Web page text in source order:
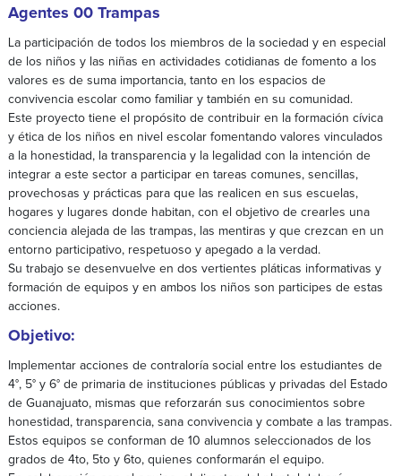
Agentes 00 Trampas
La participación de todos los miembros de la sociedad y en especial
de los niños y las niñas en actividades cotidianas de fomento a los
valores es de suma importancia, tanto en los espacios de
convivencia escolar como familiar y también en su comunidad.
Este proyecto tiene el propósito de contribuir en la formación cívica
y ética de los niños en nivel escolar fomentando valores vinculados
a la honestidad, la transparencia y la legalidad con la intención de
integrar a este sector a participar en tareas comunes, sencillas,
provechosas y prácticas para que las realicen en sus escuelas,
hogares y lugares donde habitan, con el objetivo de crearles una
conciencia alejada de las trampas, las mentiras y que crezcan en un
entorno participativo, respetuoso y apegado a la verdad.
Su trabajo se desenvuelve en dos vertientes pláticas informativas y
formación de equipos y en ambos los niños son participes de estas
acciones.
Objetivo:
Implementar acciones de contraloría social entre los estudiantes de
4°, 5° y 6° de primaria de instituciones públicas y privadas del Estado
de Guanajuato, mismas que reforzarán sus conocimientos sobre
honestidad, transparencia, sana convivencia y combate a las trampas.
Estos equipos se conforman de 10 alumnos seleccionados de los
grados de 4to, 5to y 6to, quienes conformarán el equipo.